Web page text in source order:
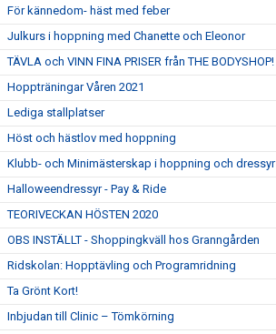
För kännedom- häst med feber
Julkurs i hoppning med Chanette och Eleonor
TÄVLA och VINN FINA PRISER från THE BODYSHOP!
Hoppträningar Våren 2021
Lediga stallplatser
Höst och hästlov med hoppning
Klubb- och Minimästerskap i hoppning och dressyr
Halloweendressyr - Pay & Ride
TEORIVECKAN HÖSTEN 2020
OBS INSTÄLLT - Shoppingkväll hos Granngården
Ridskolan: Hopptävling och Programridning
Ta Grönt Kort!
Inbjudan till Clinic – Tömkörning